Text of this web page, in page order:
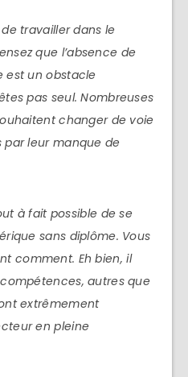
travailler dans le
que l’absence de
est un obstacle
pas seul. Nombreuses
changer de voie
par leur manque de
à fait possible de se
sans diplôme. Vous
comment. Eh bien, il
autres que
extrêmement
en pleine